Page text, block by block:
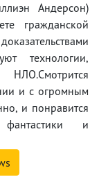
Андерсон)
гражданской
технологии,
и с огромным
и понравится
и